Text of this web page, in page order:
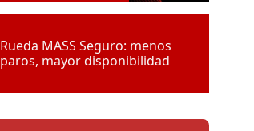
Rueda MASS Seguro: menos
paros, mayor disponibilidad